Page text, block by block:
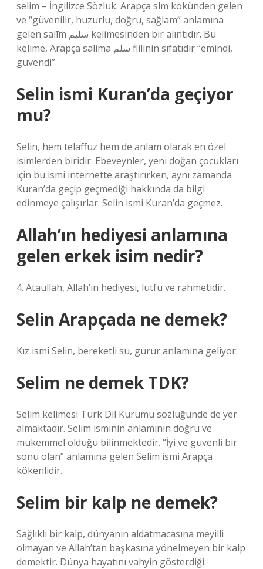
selim – İngilizce Sözlük. Arapça slm kökünden gelen
ve “güvenilir, huzurlu, doğru, sağlam” anlamına
gelen salīm سليم kelimesinden bir alıntıdır. Bu
kelime, Arapça salima سلم fiilinin sıfatıdır “emindi,
güvendi”.
Selin ismi Kuran’da geçiyor
mu?
Selin, hem telaffuz hem de anlam olarak en özel
isimlerden biridir. Ebeveynler, yeni doğan çocukları
için bu ismi internette araştırırken, aynı zamanda
Kuran’da geçip geçmediği hakkında da bilgi
edinmeye çalışırlar. Selin ismi Kuran’da geçmez.
Allah’ın hediyesi anlamına
gelen erkek isim nedir?
4. Ataullah, Allah’ın hediyesi, lütfu ve rahmetidir.
Selin Arapçada ne demek?
Kız ismi Selin, bereketli su, gurur anlamına geliyor.
Selim ne demek TDK?
Selim kelimesi Türk Dil Kurumu sözlüğünde de yer
almaktadır. Selim isminin anlamının doğru ve
mükemmel olduğu bilinmektedir. “İyi ve güvenli bir
sonu olan” anlamına gelen Selim ismi Arapça
kökenlidir.
Selim bir kalp ne demek?
Sağlıklı bir kalp, dünyanın aldatmacasına meyilli
olmayan ve Allah’tan başkasına yönelmeyen bir kalp
demektir. Dünya hayatını vahyin gösterdiği